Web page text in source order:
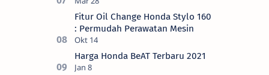
Fitur Oil Change Honda Stylo 160
: Permudah Perawatan Mesin
Harga Honda BeAT Terbaru 2021